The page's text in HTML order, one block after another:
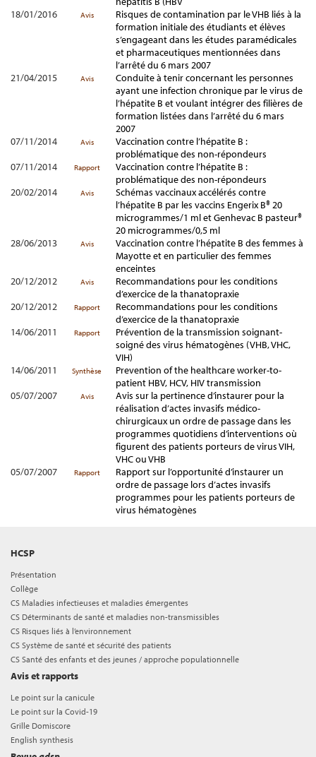
18/01/2016
Avis
Risques de contamination par le VHB liés à la
formation initiale des étudiants et élèves
s’engageant dans les études paramédicales
et pharmaceutiques mentionnées dans
l’arrêté du 6 mars 2007
21/04/2015
Avis
Conduite à tenir concernant les personnes
ayant une infection chronique par le virus de
l’hépatite B et voulant intégrer des filières de
formation listées dans l’arrêté du 6 mars
2007
07/11/2014
Avis
Vaccination contre l’hépatite B :
problématique des non-répondeurs
07/11/2014
Rapport
Vaccination contre l’hépatite B :
problématique des non-répondeurs
20/02/2014
Avis
Schémas vaccinaux accélérés contre
l’hépatite B par les vaccins Engerix B® 20
microgrammes/1 ml et Genhevac B pasteur®
20 microgrammes/0,5 ml
28/06/2013
Avis
Vaccination contre l’hépatite B des femmes à
Mayotte et en particulier des femmes
enceintes
20/12/2012
Avis
Recommandations pour les conditions
d’exercice de la thanatopraxie
20/12/2012
Rapport
Recommandations pour les conditions
d’exercice de la thanatopraxie
14/06/2011
Rapport
Prévention de la transmission soignant-
soigné des virus hématogènes (VHB, VHC,
VIH)
14/06/2011
Synthèse
Prevention of the healthcare worker-to-
patient HBV, HCV, HIV transmission
05/07/2007
Avis
Avis sur la pertinence d’instaurer pour la
réalisation d’actes invasifs médico-
chirurgicaux un ordre de passage dans les
programmes quotidiens d’interventions où
figurent des patients porteurs de virus VIH,
VHC ou VHB
05/07/2007
Rapport
Rapport sur l’opportunité d’instaurer un
ordre de passage lors d’actes invasifs
programmes pour les patients porteurs de
virus hématogènes
HCSP
Présentation
Collège
CS Maladies infectieuses et maladies émergentes
CS Déterminants de santé et maladies non-transmissibles
CS Risques liés à l’environnement
CS Système de santé et sécurité des patients
CS Santé des enfants et des jeunes / approche populationnelle
Avis et rapports
Le point sur la canicule
Le point sur la Covid-19
Grille Domiscore
English synthesis